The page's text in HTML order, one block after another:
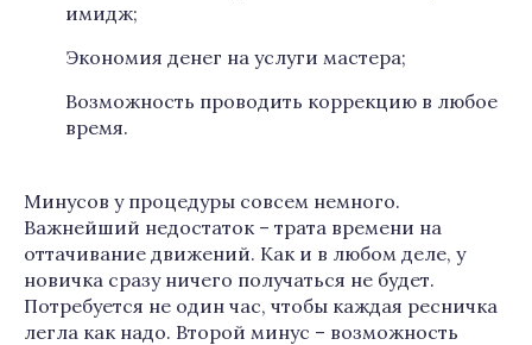
имидж;
Экономия денег на услуги мастера;
Возможность проводить коррекцию в любое
время.
Минусов у процедуры совсем немного.
Важнейший недостаток – трата времени на
оттачивание движений. Как и в любом деле, у
новичка сразу ничего получаться не будет.
Потребуется не один час, чтобы каждая ресничка
легла как надо. Второй минус – возможность